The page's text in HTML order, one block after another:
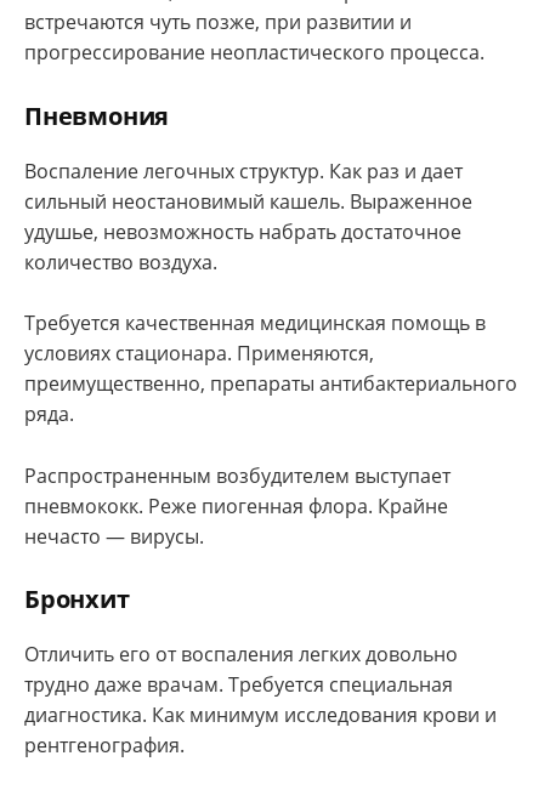
встречаются чуть позже, при развитии и
прогрессирование неопластического процесса.
Пневмония
Воспаление легочных структур. Как раз и дает
сильный неостановимый кашель. Выраженное
удушье, невозможность набрать достаточное
количество воздуха.
Требуется качественная медицинская помощь в
условиях стационара. Применяются,
преимущественно, препараты антибактериального
ряда.
Распространенным возбудителем выступает
пневмококк. Реже пиогенная флора. Крайне
нечасто — вирусы.
Бронхит
Отличить его от воспаления легких довольно
трудно даже врачам. Требуется специальная
диагностика. Как минимум исследования крови и
рентгенография.